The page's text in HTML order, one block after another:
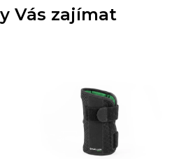
Vás zajímat